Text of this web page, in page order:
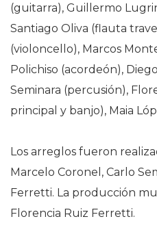
(guitarra), Guillermo
Santiago Oliva (flauta
(violoncello), Marcos
Polichiso (acordeón),
Seminara (percusión),
principal y banjo), Maia
Los arreglos fueron
Marcelo Coronel, Carlo
Ferretti. La producción
Florencia Ruiz Ferretti.